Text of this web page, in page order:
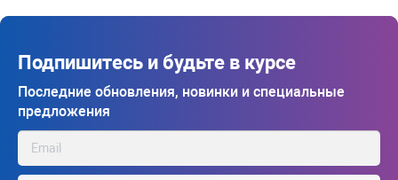
Подпишитесь и будьте в курсе
Последние обновления, новинки и специальные
предложения